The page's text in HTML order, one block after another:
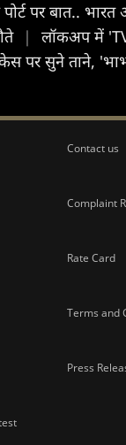
पर बात..
|
लॉकअप में
पर सुने ताने,
Contact us
Complaint
Rate Card
Terms and
Press